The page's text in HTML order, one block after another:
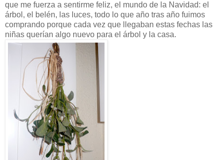
que me fuerza a sentirme feliz, el mundo de la Navidad: el
árbol, el belén, las luces, todo lo que año tras año fuimos
comprando porque cada vez que llegaban estas fechas las
niñas querían algo nuevo para el árbol y la casa.